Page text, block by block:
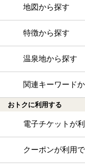
地図から探す
特徴から探す
温泉地から探す
関連キーワード
おトクに利用する
電子チケットが
クーポンが利用